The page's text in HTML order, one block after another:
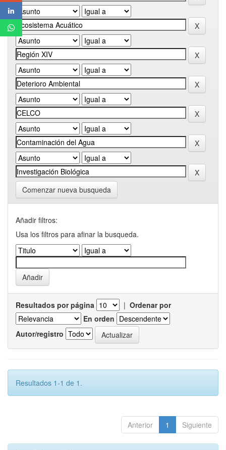
Comenzar nueva busqueda
Añadir filtros:
Usa los filtros para afinar la busqueda.
Resultados por página | Ordenar por
En orden
Autor/registro
Resultados 1-1 de 1.
Anterior 1 Siguiente